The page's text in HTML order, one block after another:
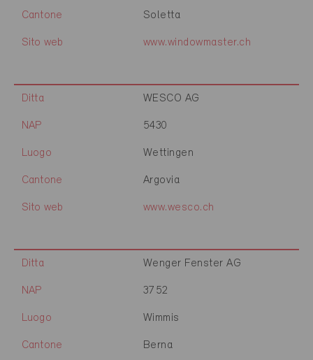
Cantone Soletta
Sito web www.windowmaster.ch
Ditta WESCO AG
NAP 5430
Luogo Wettingen
Cantone Argovia
Sito web www.wesco.ch
Ditta Wenger Fenster AG
NAP 3752
Luogo Wimmis
Cantone Berna